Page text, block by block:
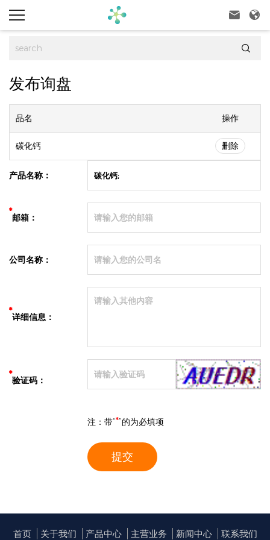
 

发布询盘
品名 操作
碳化钙 删除
产品名称：
*邮箱：
公司名称：
*详细信息：
*验证码：
注：带“*”的为必填项
提交
首页 关于我们 产品中心 主营业务 新闻中心 联系我们